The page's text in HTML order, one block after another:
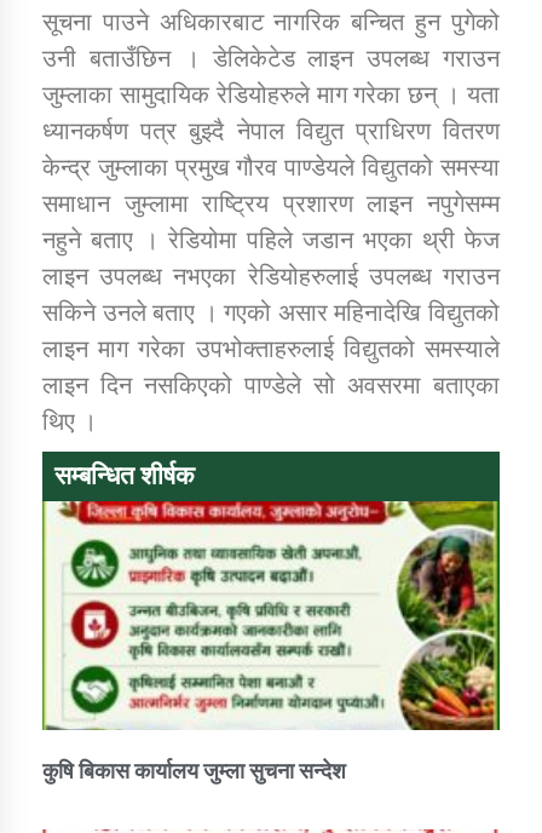
कर्णाली प्राविधि शिक्षालय जुम्लाको सुचना
तातोपानी गाउँपालिकाको न्यायिक समिति सम्बन्धी सन्देश
तातोपानी गाउँपालिका जुम्लाको महिला तथा लैङ्गिक हिंसा
सम्बन्धी सूचना सन्देश
तातोपानी गाउँपालिका जुम्लाको महिनावारी सम्बन्धिकाे
तातोपानी गाउँपालिका जुम्लाको बालविवाह सन्देश
तातोपानी गाउँपालिका जुम्लाको सूचना
सूचना पाउने अधिकारबाट नागरिक बन्चित हुन पुगेको
उनी बताउँछिन । डेलिकेटेड लाइन उपलब्ध गराउन
जुम्लाका सामुदायिक रेडियोहरुले माग गरेका छन् । यता
ध्यानकर्षण पत्र बुझ्दै नेपाल विद्युत प्राधिरण वितरण
केन्द्र जुम्लाका प्रमुख गौरव पाण्डेयले विद्युतको समस्या
समाधान जुम्लामा राष्ट्रिय प्रशारण लाइन नपुगेसम्म
नहुने बताए । रेडियोमा पहिले जडान भएका थ्री फेज
लाइन उपलब्ध नभएका रेडियोहरुलाई उपलब्ध गराउन
सकिने उनले बताए । गएको असार महिनादेखि विद्युतको
लाइन माग गरेका उपभोक्ताहरुलाई विद्युतको समस्याले
लाइन दिन नसकिएको पाण्डेले सो अवसरमा बताएका
थिए ।
सम्बन्धित शीर्षक
कुषि बिकास कार्यालय जुम्ला सुचना सन्देश